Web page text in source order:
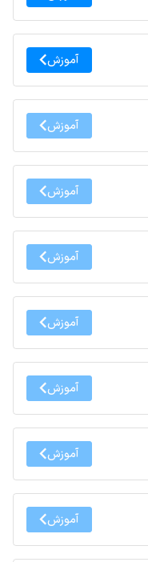
آموزش
آموزش
آموزش
آموزش
آموزش
آموزش
آموزش
آموزش